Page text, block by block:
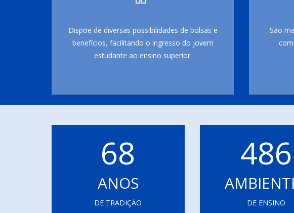
Dispõe de diversas possibilidades de bolsas e
benefícios, facilitando o ingresso do jovem
estudante ao ensino superior.
São
68
ANOS
DE TRADIÇÃO
486
DE ENSINO